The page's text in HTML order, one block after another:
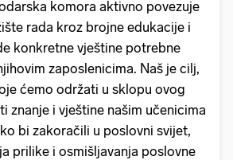
komora aktivno povezuje
rada kroz brojne edukacije i
konkretne vještine potrebne
zaposlenicima. Naš je cilj,
ćemo održati u sklopu ovog
znanje i vještine našim učenicima
bi zakoračili u poslovni svijet,
prilike i osmišljavanja poslovne